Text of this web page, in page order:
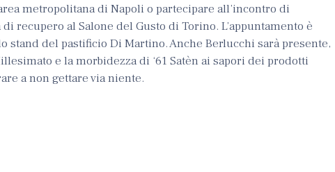
metropolitana di Napoli o partecipare all’incontro di
recupero al Salone del Gusto di Torino. L’appuntamento è
stand del pastificio Di Martino. Anche Berlucchi sarà presente,
e la morbidezza di ‘61 Satèn ai sapori dei prodotti
a non gettare via niente.